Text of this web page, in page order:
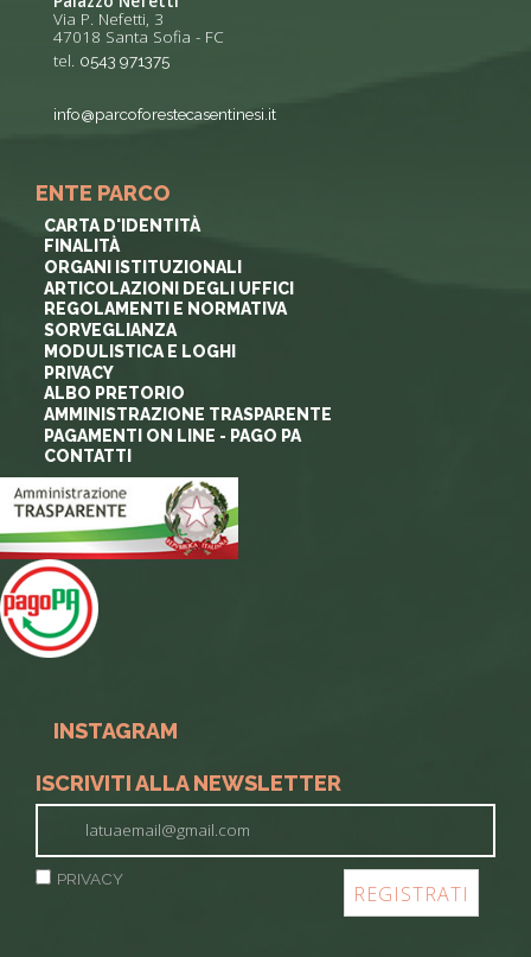
Via P. Nefetti, 3
47018 Santa Sofia - FC
tel. 0543 971375
info@parcoforestecasentinesi.it
ENTE PARCO
CARTA D'IDENTITÀ
FINALITÀ
ORGANI ISTITUZIONALI
ARTICOLAZIONI DEGLI UFFICI
REGOLAMENTI E NORMATIVA
SORVEGLIANZA
MODULISTICA E LOGHI
PRIVACY
ALBO PRETORIO
AMMINISTRAZIONE TRASPARENTE
PAGAMENTI ON LINE - PAGO PA
CONTATTI
INSTAGRAM
ISCRIVITI ALLA NEWSLETTER
PRIVACY